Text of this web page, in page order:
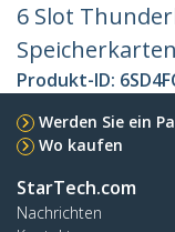
6 Slot
Produkt-ID:
Werden Sie ein
Wo kaufen
StarTech.com
Nachrichten